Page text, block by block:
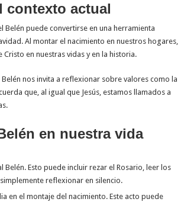
contexto actual
Belén puede convertirse en una herramienta
Al montar el nacimiento en nuestros hogares,
en nuestras vidas y en la historia.
nos invita a reflexionar sobre valores como la
que, al igual que Jesús, estamos llamados a
en nuestra vida
Esto puede incluir rezar el Rosario, leer los
reflexionar en silencio.
en el montaje del nacimiento. Este acto puede